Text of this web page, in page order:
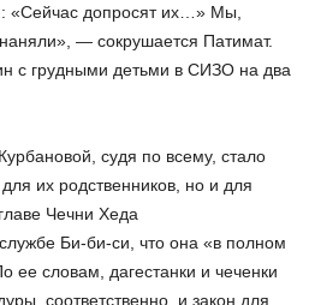
«Сейчас допросят их…» Мы,
— сокрушается Патимат.
с грудными детьми в СИЗО на два
судя по всему, стало
их родственников, но и для
Чечни Хеда
Би-би-си, что она «в полном
ее словам, дагестанки и чеченки
соответственно, и закон для